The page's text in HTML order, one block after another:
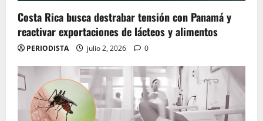
Costa Rica busca destrabar tensión con Panamá y
reactivar exportaciones de lácteos y alimentos
PERIODISTA julio 2, 2026 0